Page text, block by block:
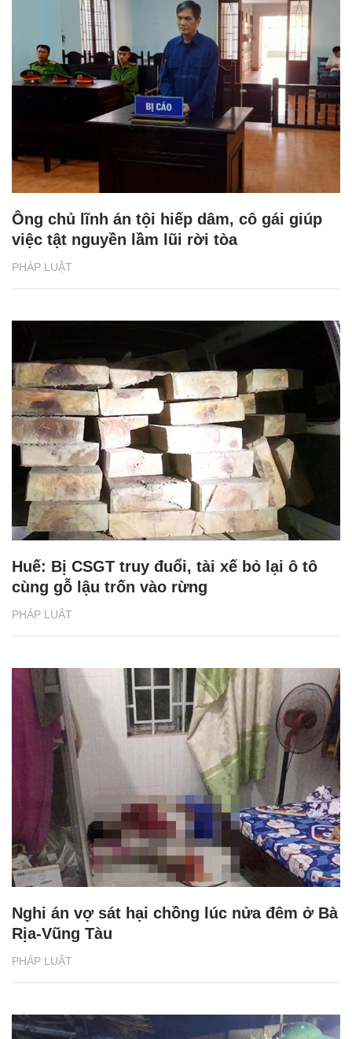
PHÁP LUẬT
Ông chủ lĩnh án tội hiếp dâm, cô gái giúp
việc tật nguyền lầm lũi rời tòa
PHÁP LUẬT
Huế: Bị CSGT truy đuổi, tài xế bỏ lại ô tô
cùng gỗ lậu trốn vào rừng
PHÁP LUẬT
Nghi án vợ sát hại chồng lúc nửa đêm ở Bà
Rịa-Vũng Tàu